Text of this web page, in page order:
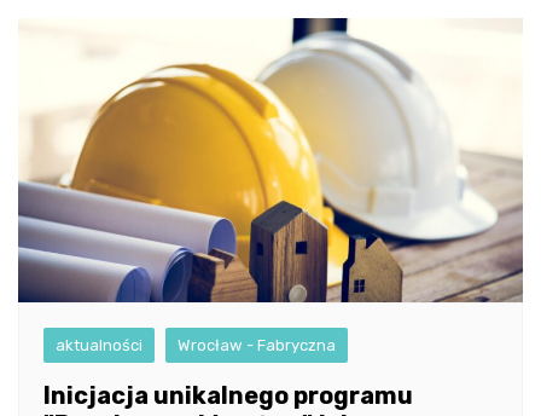
aktualności Wrocław - Fabryczna
Inicjacja unikalnego programu